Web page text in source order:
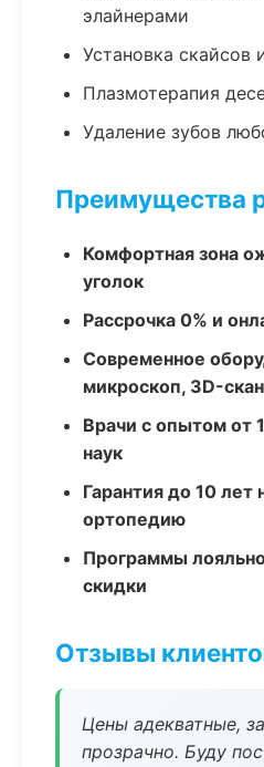
элайнерами
Установка скайсов
Плазмотерапия
Удаление зубов
Преимущества
Комфортная зона
уголок
Рассрочка 0% и
Современное
микроскоп, 3D-
Врачи с опытом от
наук
Гарантия до 10 лет
ортопедию
Программы
скидки
Отзывы
Цены адекватные,
прозрачно. Буду